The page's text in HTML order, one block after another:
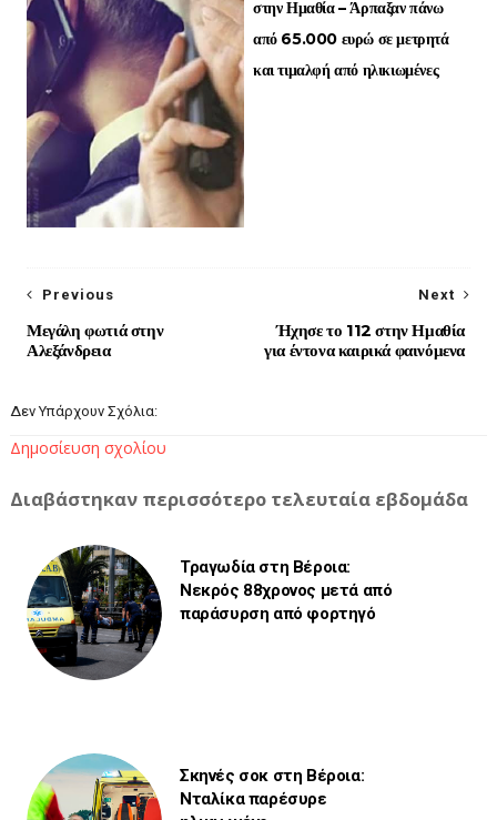
στην Ημαθία – Άρπαξαν πάνω
από 65.000 ευρώ σε μετρητά
και τιμαλφή από ηλικιωμένες
Next
Ήχησε το 112 στην Ημαθία
για έντονα καιρικά φαινόμενα
Previous
Μεγάλη φωτιά στην
Αλεξάνδρεια
Δεν Υπάρχουν Σχόλια:
Δημοσίευση σχολίου
Διαβάστηκαν περισσότερο τελευταία εβδομάδα
Τραγωδία στη Βέροια:
Νεκρός 88χρονος μετά από
παράσυρση από φορτηγό
Σκηνές σοκ στη Βέροια:
Νταλίκα παρέσυρε